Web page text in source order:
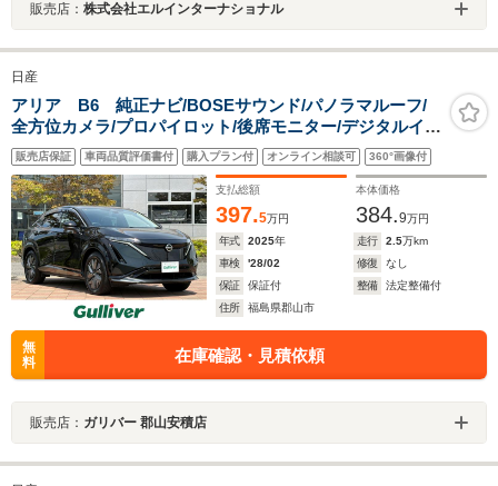
販売店： 株式会社エルインターナショナル
日産
アリア B6 純正ナビ/BOSEサウンド/パノラマルーフ/
全方位カメラ/プロパイロット/後席モニター/デジタルイン
ナーミラー/前方ドライブレコーダー/ビルトインETC2.0/
パワーバックドア/シートヒーター
販売店保証 車両品質評価書付 購入プラン付 オンライン相談可 360°画像付
支払総額
397.5万円
本体価格
384.9万円
年式
2025年 走行 2.5万km
車検
'28/02 修復
なし
保証
保証付 整備
法定整備付
住所
福島県郡山市
無
料
在庫確認・見積依頼
販売店： ガリバー 郡山安積店